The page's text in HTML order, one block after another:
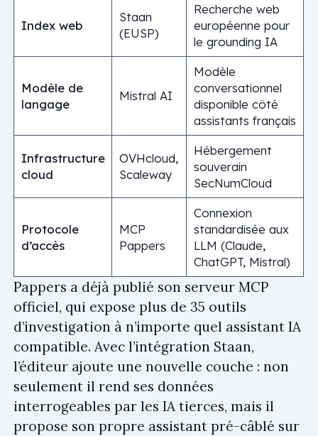
Index web
Staan
(EUSP)
Recherche web
européenne pour
le grounding IA
Modèle de
langage
Mistral AI
Modèle
conversationnel
disponible côté
assistants français
Infrastructure
cloud
OVHcloud,
Scaleway
Hébergement
souverain
SecNumCloud
Protocole
d’accès
MCP
Pappers
Connexion
standardisée aux
LLM (Claude,
ChatGPT, Mistral)
Pappers a déjà publié son serveur MCP
officiel, qui expose plus de 35 outils
d’investigation à n’importe quel assistant IA
compatible. Avec l’intégration Staan,
l’éditeur ajoute une nouvelle couche : non
seulement il rend ses données
interrogeables par les IA tierces, mais il
propose son propre assistant pré-câblé sur